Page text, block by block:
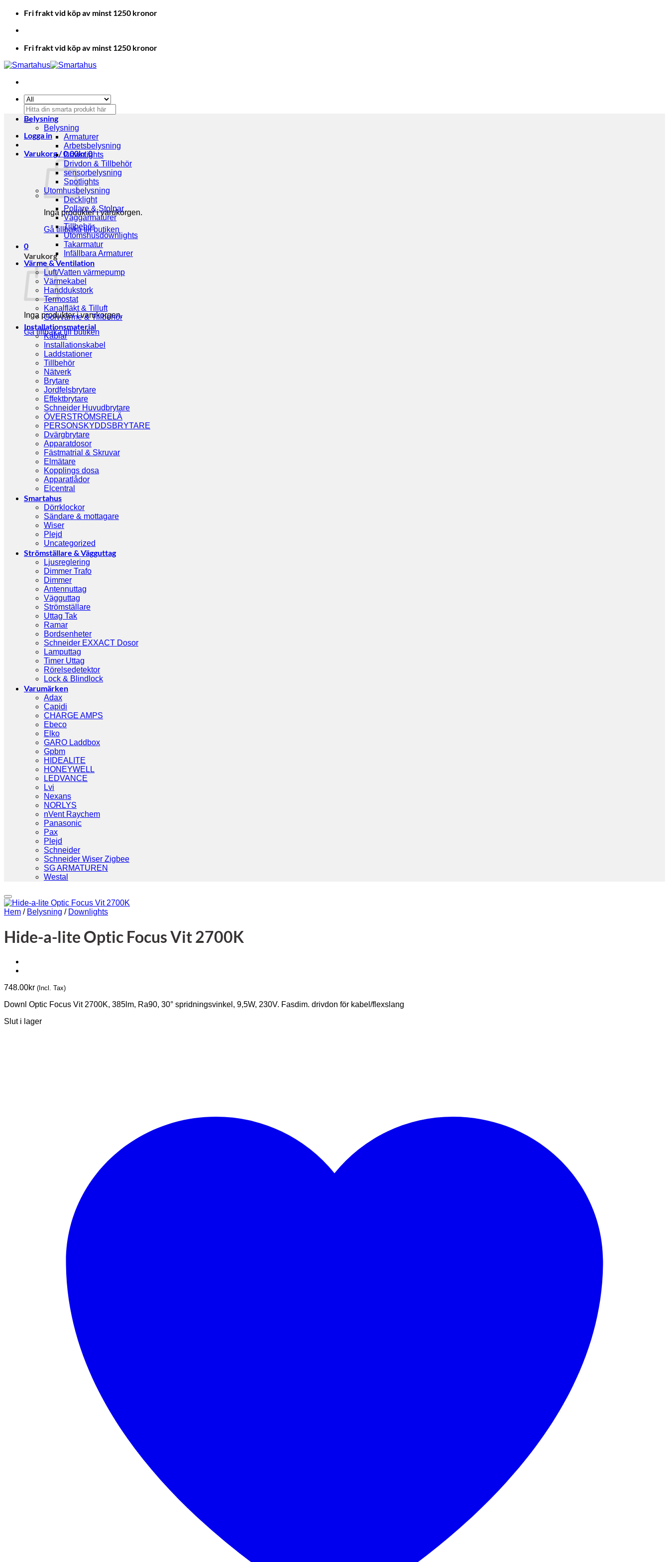
Skip
content
Fri frakt vid köp av minst 1250 kronor
Fri frakt vid köp av minst 1250 kronor
Sök
efter:
Logga in
Varukorg /0.00kr0
Inga produkter i varukorgen.
Gå tillbaka till butiken
0
Varukorg
Inga produkter i varukorgen.
Gå tillbaka till butiken
Belysning
Belysning
Armaturer
Arbetsbelysning
Downlights
Drivdon & Tillbehör
sensorbelysning
Spotlights
Utomhusbelysning
Decklight
Pollare & Stolpar
Väggarmaturer
Tillbehör
Utomshusdownlights
Takarmatur
Infällbara Armaturer
Värme & Ventilation
Luft/Vatten värmepump
Värmekabel
Handdukstork
Termostat
Kanalfläkt & Tilluft
Golvvärme & Tillbehör
Installationsmaterial
Kablar
Installationskabel
Laddstationer
Tillbehör
Nätverk
Brytare
Jordfelsbrytare
Effektbrytare
Schneider Huvudbrytare
ÖVERSTRÖMSRELÄ
PERSONSKYDDSBRYTARE
Dvärgbrytare
Apparatdosor
Fästmatrial & Skruvar
Elmätare
Kopplings dosa
Apparatlådor
Elcentral
Smartahus
Dörrklockor
Sändare & mottagare
Wiser
Plejd
Uncategorized
Strömställare & Vägguttag
Ljusreglering
Dimmer Trafo
Dimmer
Antennuttag
Vägguttag
Strömställare
Uttag Tak
Ramar
Bordsenheter
Schneider EXXACT Dosor
Lamputtag
Timer Uttag
Rörelsedetektor
Lock & Blindlock
Varumärken
Adax
Capidi
CHARGE AMPS
Ebeco
Elko
GARO Laddbox
Gpbm
HIDEALITE
HONEYWELL
LEDVANCE
Lvi
Nexans
NORLYS
nVent Raychem
Panasonic
Pax
Plejd
Schneider
Schneider Wiser Zigbee
SG ARMATUREN
Westal
Hem / Belysning / Downlights
Hide-a-lite Optic Focus Vit 2700K
748.00kr (Incl. Tax)
Downl Optic Focus Vit 2700K, 385lm, Ra90, 30° spridningsvinkel, 9,5W, 230V. Fasdim. drivdon för kabel/flexslang
Slut i lager